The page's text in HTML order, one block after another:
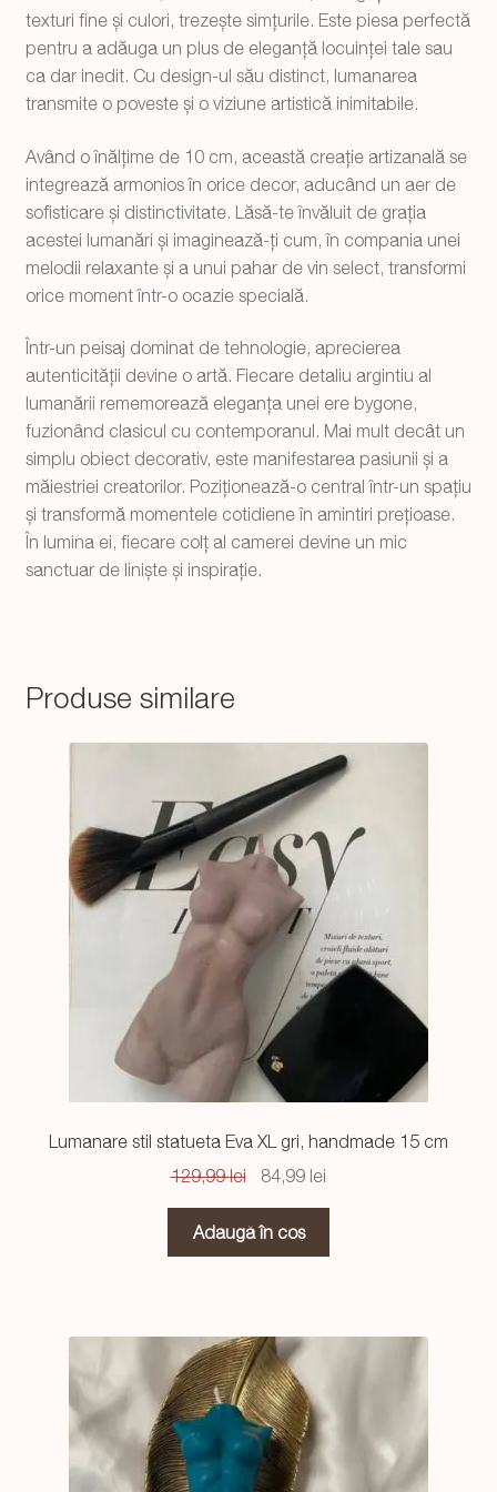
texturi fine și culori, trezește simțurile. Este piesa perfectă
pentru a adăuga un plus de eleganță locuinței tale sau
ca dar inedit. Cu design-ul său distinct, lumanarea
transmite o poveste și o viziune artistică inimitabile.
Având o înălțime de 10 cm, această creație artizanală se
integrează armonios în orice decor, aducând un aer de
sofisticare și distinctivitate. Lăsă-te învăluit de grația
acestei lumanări și imaginează-ți cum, în compania unei
melodii relaxante și a unui pahar de vin select, transformi
orice moment într-o ocazie specială.
Într-un peisaj dominat de tehnologie, aprecierea
autenticității devine o artă. Fiecare detaliu argintiu al
lumanării rememorează eleganța unei ere bygone,
fuzionând clasicul cu contemporanul. Mai mult decât un
simplu obiect decorativ, este manifestarea pasiunii și a
măiestriei creatorilor. Poziționează-o central într-un spațiu
și transformă momentele cotidiene în amintiri prețioase.
În lumina ei, fiecare colț al camerei devine un mic
sanctuar de liniște și inspirație.
Produse similare
Lumanare stil statueta Eva XL gri, handmade 15 cm
129,99lei
Prețul
a
fost:
84,99 lei
84,99 lei.
Adaugă în coș